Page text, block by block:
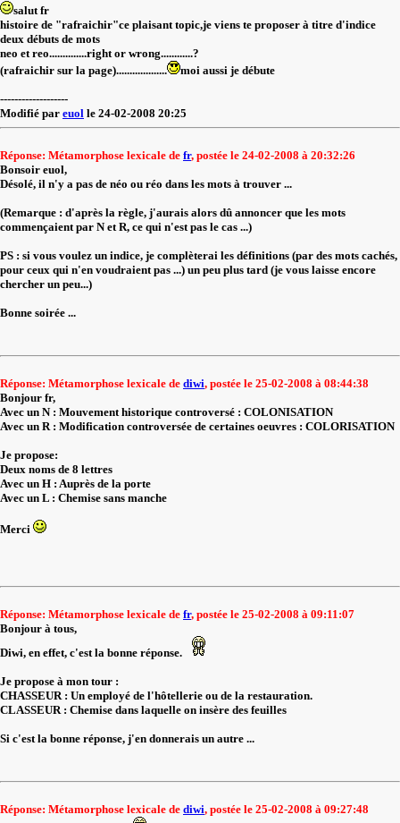
salut fr
histoire de "rafraichir"ce plaisant topic,je viens te proposer à titre d'indice
deux débuts de mots
neo et reo..............right or wrong............?
(rafraichir sur la page)...................
moi aussi je débute
-------------------
Modifié par euol le 24-02-2008 20:25
Réponse: Métamorphose lexicale de fr, postée le 24-02-2008 à 20:32:26
Bonsoir euol,
Désolé, il n'y a pas de néo ou réo dans les mots à trouver ...
(Remarque : d'après la règle, j'aurais alors dû annoncer que les mots
commençaient par N et R, ce qui n'est pas le cas ...)
PS : si vous voulez un indice, je complèterai les définitions (par des mots cachés,
pour ceux qui n'en voudraient pas ...) un peu plus tard (je vous laisse encore
chercher un peu...)
Bonne soirée ...
Réponse: Métamorphose lexicale de diwi, postée le 25-02-2008 à 08:44:38
Bonjour fr,
Avec un N : Mouvement historique controversé : COLONISATION
Avec un R : Modification controversée de certaines oeuvres : COLORISATION
Je propose:
Deux noms de 8 lettres
Avec un H : Auprès de la porte
Avec un L : Chemise sans manche
Merci
Réponse: Métamorphose lexicale de fr, postée le 25-02-2008 à 09:11:07
Bonjour à tous,
Diwi, en effet, c'est la bonne réponse.
Je propose à mon tour :
CHASSEUR : Un employé de l'hôtellerie ou de la restauration.
CLASSEUR : Chemise dans laquelle on insère des feuilles
Si c'est la bonne réponse, j'en donnerais un autre ...
Réponse: Métamorphose lexicale de diwi, postée le 25-02-2008 à 09:27:48